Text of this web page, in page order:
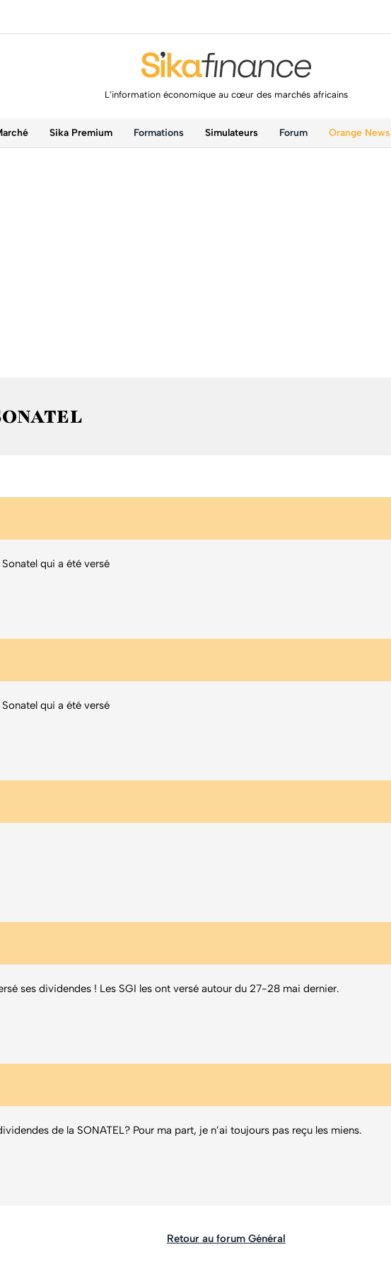
L’information économique au cœur des marchés africains
Sika Premium Formations Simulateurs Forum Orange News
qui a été versé
qui a été versé
ses dividendes ! Les SGI les ont versé autour du 27-28 mai dernier.
de la SONATEL? Pour ma part, je n’ai toujours pas reçu les miens.
Retour au forum Général